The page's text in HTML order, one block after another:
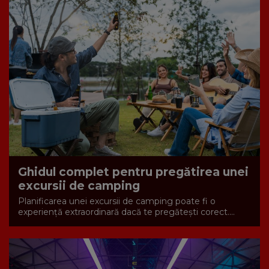
Ghidul complet pentru pregătirea unei
excursii de camping
Planificarea unei excursii de camping poate fi o
experiență extraordinară dacă te pregătești corect....